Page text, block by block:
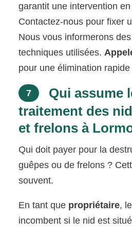
garantit une intervention
Contactez-nous pour fixer
Nous vous informerons
techniques utilisées.
pour une élimination
7
Qui assume
traitement des
et frelons à
Qui doit payer pour la
guêpes ou de frelons ?
souvent.
En tant que propriétaire,
incombent si le nid est